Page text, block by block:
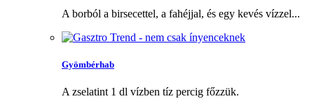
A borból a birsecettel, a fahéjjal, és egy kevés vízzel...
Gyömbérhab
A zselatint 1 dl vízben tíz percig főzzük.